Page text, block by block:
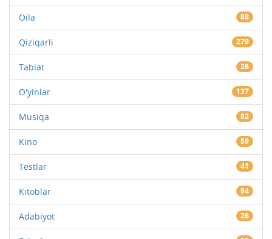
Oila 88
Qiziqarli 279
Tabiat 26
O'yinlar 137
Musiqa 82
Kino 59
Testlar 41
Kitoblar 94
Adabiyot 26